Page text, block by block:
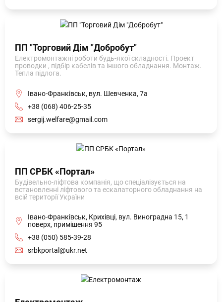
ПП "Торговий Дім "Добробут"
Електромонтажні роботи будь-якої складності. Проект
проводки , підбір кабелів та іншого обладнання. Монтаж.
Тепла підлога.
Івано-Франківськ, вул. Шевченка, 7а
+38 (068) 406-25-35
sergij.welfare@gmail.com
ПП СРБК «Портал»
Будівельно-ліфтова компанія, що спеціалізується на
встановленні ліфтового та ескалаторного обладнання на
всій території України
Івано-Франківськ, Крихівці, вул. Виноградна 15, 1
поверх, примішення 95
+38 (050) 585-39-28
srbkportal@ukr.net